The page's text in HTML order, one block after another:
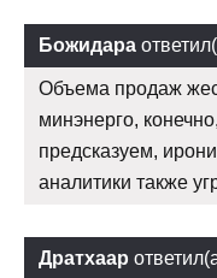
Божидара
Объема продаж
минэнерго,
предсказуем,
аналитики также
Дратхаар